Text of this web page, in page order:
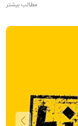
مطالب بیشتر